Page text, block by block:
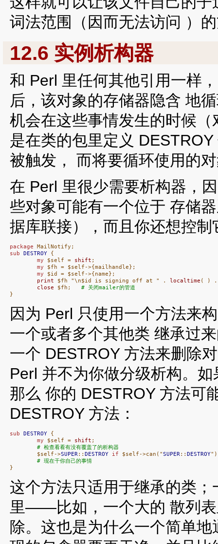
词法范围（因而无法访问 ）
12.6 实例析构器
和 Perl 里任何其他引用一样
后，该对象的存储器隐含 地
机会在这些事情发生的时候
是在类的包里定义
被触发， 而将要循环使用的
在 Perl 里很少需要析构器，
些对象可能有一个位于 存储
据库联接），而且你还想控
package
sub
DESTROY {
my $self = shift ;
my $fh = $self->{mailhandle};
my $id = $self->{name};
print $fh "\n$id is signing off at " . localtime ( ) .
close $fh; # 关闭mailer的管道
}
因为 Perl 只使用一个方法来
一个或者多个其他类 继承过
一个 DESTROY 方法来删除
Perl 并不为你做分级析构。
那么 你的 DESTROY 方法可
DESTROY 方法：
sub DESTROY {
my $self = shift ;
# 检查看看有没有覆盖了的析构器
        $self->
SUPER :: DESTROY if $self->can("SUPER :: DESTROY
# 现在干你自己的事情
}
这个方法只适用于继承的类
里——比如，一个大的 散列
除。这也是为什么一个简单地